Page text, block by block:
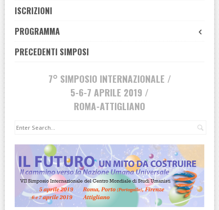
ISCRIZIONI
PROGRAMMA
PRECEDENTI SIMPOSI
7° SIMPOSIO INTERNAZIONALE /
5-6-7 APRILE 2019 /
ROMA-ATTIGLIANO